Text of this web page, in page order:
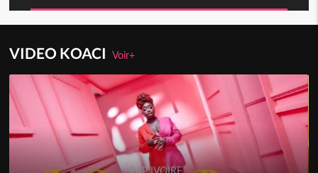
VIDEO KOACIVoir+